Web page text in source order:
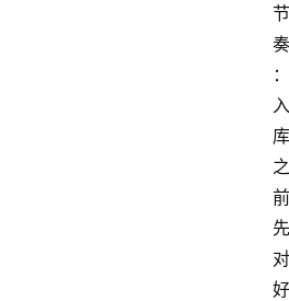
节
奏
：
入
库
之
前
先
对
好